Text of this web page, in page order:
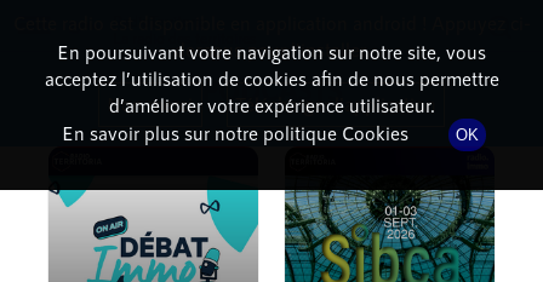
PODCASTS
En poursuivant votre navigation sur notre site, vous
acceptez l’utilisation de cookies afin de nous permettre
d’améliorer votre expérience utilisateur.
En savoir plus sur notre politique Cookies
OK
dessous pour l'installer.
Non merci Télécharger l'application